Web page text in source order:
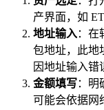
产界面，如
地址输入：在
包地址，此地
因地址输入错
金额填写：明
可能会依据网